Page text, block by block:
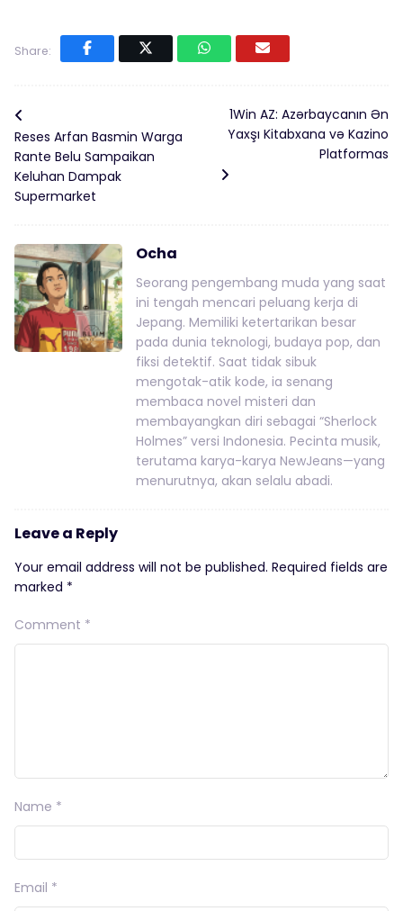
Share:
Reses Arfan Basmin Warga
Rante Belu Sampaikan
Keluhan Dampak
Supermarket
1Win AZ: Azərbaycanın Ən
Yaxşı Kitabxana və Kazino
Platformas
Ocha
Seorang pengembang muda yang saat
ini tengah mencari peluang kerja di
Jepang. Memiliki ketertarikan besar
pada dunia teknologi, budaya pop, dan
fiksi detektif. Saat tidak sibuk
mengotak-atik kode, ia senang
membaca novel misteri dan
membayangkan diri sebagai “Sherlock
Holmes” versi Indonesia. Pecinta musik,
terutama karya-karya NewJeans—yang
menurutnya, akan selalu abadi.
Leave a Reply
Your email address will not be published. Required fields are
marked *
Comment *
Name *
Email *